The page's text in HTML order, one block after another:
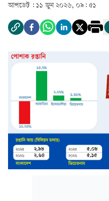
আপডেট : ১১ জুন ২০২৬, ০৯: ৫১